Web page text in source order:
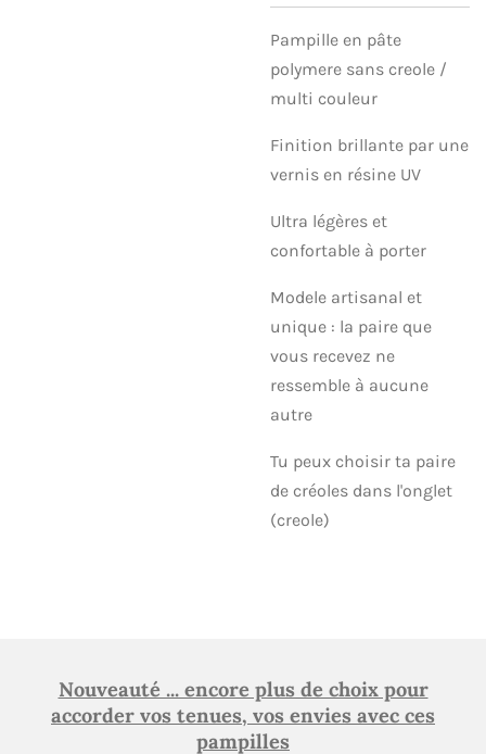
Pampille en pâte
polymere sans creole /
multi couleur
Finition brillante par une
vernis en résine UV
Ultra légères et
confortable à porter
Modele artisanal et
unique : la paire que
vous recevez ne
ressemble à aucune
autre
Tu peux choisir ta paire
de créoles dans l'onglet
(creole)
Nouveauté ... encore plus de choix pour
accorder vos tenues, vos envies avec ces
pampilles